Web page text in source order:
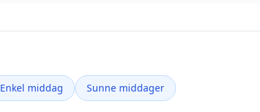
Enkel middag Sunne middager